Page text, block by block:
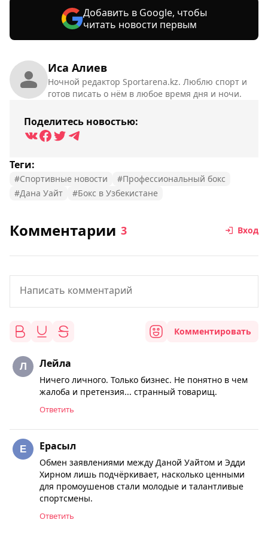
Иса Алиев
Ночной редактор Sportarena.kz. Люблю спорт и
готов писать о нём в любое время дня и ночи.
Поделитесь новостью:
Теги:
#Спортивные новости
#Профессиональный бокс
#Дана Уайт
#Бокс в Узбекистане
Добавить в Google, чтобы
читать новости первым
Комментарии 3 Вход
Комментировать
Лейла
Ничего личного. Только бизнес. Не понятно в чем
жалоба и претензия... странный товарищ.
Ответить
Ерасыл
Обмен заявлениями между Даной Уайтом и Эдди
Хирном лишь подчёркивает, насколько ценными
для промоушенов стали молодые и талантливые
спортсмены.
Ответить